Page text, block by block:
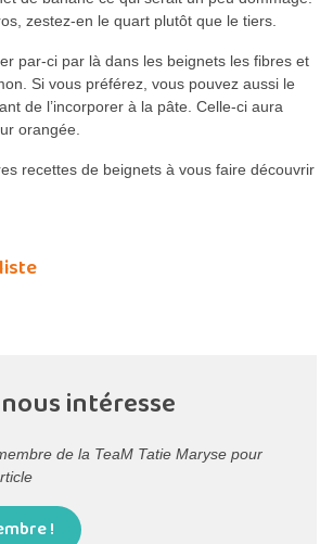
zestez-en le quart plutôt que le tiers.
par-ci par là dans les beignets les fibres et
Si vous préférez, vous pouvez aussi le
de l’incorporer à la pâte. Celle-ci aura
orangée.
recettes de beignets à vous faire découvrir
intéresse
de la TeaM Tatie Maryse pour
!